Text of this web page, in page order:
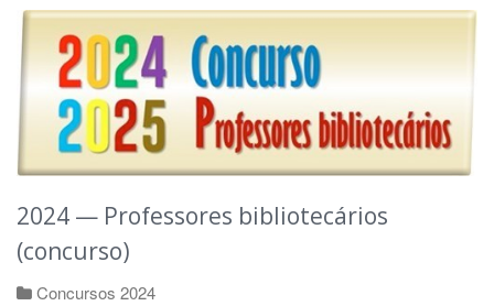
2024 — Professores bibliotecários
(concurso)
Concursos 2024